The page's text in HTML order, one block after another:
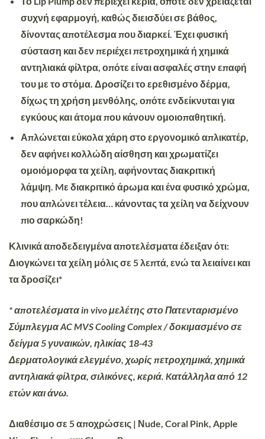
συχνή εφαρμογή, καθώς διεισδύει σε βάθος,
δίνοντας αποτέλεσμα που διαρκεί. Έχει φυσική
σύσταση καιδεν περιέχει πετροχημικά ή χημικά
αντηλιακά φίλτρα , οπότε είναι ασφαλές στην επαφή
του με το στόμα. Δροσίζει το ερεθισμένο δέρμα,
δίχως τη χρήση μενθόλης, οπότε ενδείκνυται για
εγκύους και άτομα που κάνουν ομοιοπαθητική.
Απλώνεται εύκολα χάρη στο εργονομικό απλικατέρ,
δεν αφήνει κολλώδη αίσθηση και χρωματίζει
ομοιόμορφα τα χείλη, αφήνοντας διακριτική
λάμψη. Mε διακριτικό άρωμα και ένα φυσικό χρώμα,
που απλώνει τέλεια… κάνοντας τα χείλη να δείχνουν
πιο σαρκώδη!
Κλινικά αποδεδειγμένα αποτελέσματα έδειξαν ότι:
Διογκώνει τα χείλη μόλις σε 5 λεπτά, ενώ τα λειαίνει και
τα δροσίζει*
* αποτελέσματα in vivo μελέτης στο Πατενταρισμένο
Σύμπλεγμα AC MVS Cooling Complex / δοκιμασμένο σε
δείγμα 5 γυναικών, ηλικίας 18-43
Δερματολογικά ελεγμένο, χωρίς πετροχημικά, χημικά
αντηλιακά φίλτρα, σιλικόνες, κεριά. Kατάλληλα από 12
ετών και άνω.
Διαθέσιμο σε 5 αποχρώσεις | Νude, Coral Pink, Apple